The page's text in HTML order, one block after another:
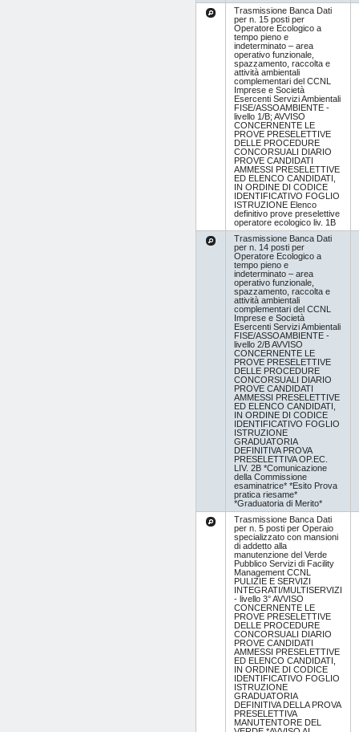
Trasmissione Banca Dati
per n. 15 posti per
Operatore Ecologico a
tempo pieno e
indeterminato – area
operativo funzionale,
spazzamento, raccolta e
attività ambientali
complementari del CCNL
Imprese e Società
Esercenti Servizi Ambientali
FISE/ASSOAMBIENTE -
livello 1/B; AVVISO
CONCERNENTE LE
PROVE PRESELETTIVE
DELLE PROCEDURE
CONCORSUALI DIARIO
PROVE CANDIDATI
AMMESSI PRESELETTIVE
ED ELENCO CANDIDATI,
IN ORDINE DI CODICE
IDENTIFICATIVO FOGLIO
ISTRUZIONE Elenco
definitivo prove preselettive
operatore ecologico liv. 1B
Trasmissione Banca Dati
per n. 14 posti per
Operatore Ecologico a
tempo pieno e
indeterminato – area
operativo funzionale,
spazzamento, raccolta e
attività ambientali
complementari del CCNL
Imprese e Società
Esercenti Servizi Ambientali
FISE/ASSOAMBIENTE -
livello 2/B AVVISO
CONCERNENTE LE
PROVE PRESELETTIVE
DELLE PROCEDURE
CONCORSUALI DIARIO
PROVE CANDIDATI
AMMESSI PRESELETTIVE
ED ELENCO CANDIDATI,
IN ORDINE DI CODICE
IDENTIFICATIVO FOGLIO
ISTRUZIONE
GRADUATORIA
DEFINITIVA PROVA
PRESELETTIVA OP.EC.
LIV. 2B *Comunicazione
della Commissione
esaminatrice* *Esito Prova
pratica riesame*
*Graduatoria di Merito*
Trasmissione Banca Dati
per n. 5 posti per Operaio
specializzato con mansioni
di addetto alla
manutenzione del Verde
Pubblico Servizi di Facility
Management CCNL
PULIZIE E SERVIZI
INTEGRATI/MULTISERVIZI
- livello 3° AVVISO
CONCERNENTE LE
PROVE PRESELETTIVE
DELLE PROCEDURE
CONCORSUALI DIARIO
PROVE CANDIDATI
AMMESSI PRESELETTIVE
ED ELENCO CANDIDATI,
IN ORDINE DI CODICE
IDENTIFICATIVO FOGLIO
ISTRUZIONE
GRADUATORIA
DEFINITIVA DELLA PROVA
PRESELETTIVA
MANUTENTORE DEL